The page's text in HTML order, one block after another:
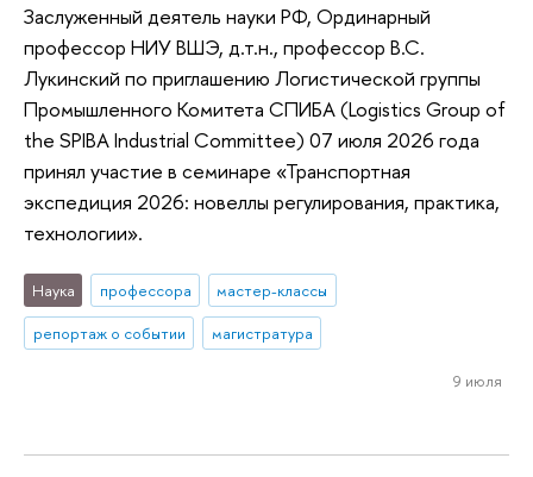
Заслуженный деятель науки РФ, Ординарный
профессор НИУ ВШЭ, д.т.н., профессор В.С.
Лукинский по приглашению Логистической группы
Промышленного Комитета СПИБА (Logistics Group of
the SPIBA Industrial Committee) 07 июля 2026 года
принял участие в семинаре «Транспортная
экспедиция 2026: новеллы регулирования, практика,
технологии».
Наука профессора
мастер-классы
репортаж о событии
магистратура
9 июля